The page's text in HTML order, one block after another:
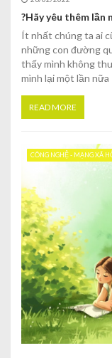
?Hãy yêu thêm lần
Ít nhất chúng ta ai
những con đường
thấy mình không
mình lại một lần nữa
READ MORE
CÔNG NGHỆ - MẠNG XÃ